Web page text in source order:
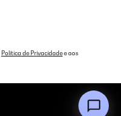
Política de Privacidadee aos